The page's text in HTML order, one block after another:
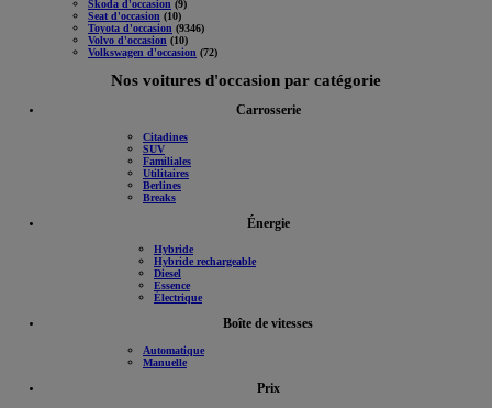
Skoda d'occasion (9)
Seat d'occasion (10)
Toyota d'occasion (9346)
Volvo d'occasion (10)
Volkswagen d'occasion (72)
Nos voitures d'occasion par catégorie
Carrosserie
Citadines
SUV
Familiales
Utilitaires
Berlines
Breaks
Énergie
Hybride
Hybride rechargeable
Diesel
Essence
Électrique
Boîte de vitesses
Automatique
Manuelle
Prix